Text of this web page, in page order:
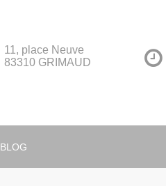
11, place Neuve
83310 GRIMAUD
BLOG